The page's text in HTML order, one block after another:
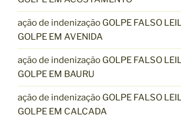
ação de indenização GOLPE FALSO
GOLPE EM AVENIDA
ação de indenização GOLPE FALSO
GOLPE EM BAURU
ação de indenização GOLPE FALSO
GOLPE EM CALÇADA